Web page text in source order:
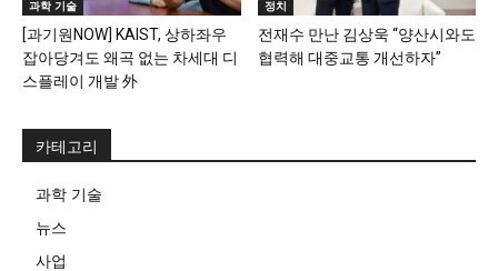
과학 기술
[과기원NOW] KAIST, 상하좌우
잡아당겨도 왜곡 없는 차세대 디
스플레이 개발 外
정치
전재수 만난 김상욱 “양산시와도
협력해 대중교통 개선하자”
카테고리
과학 기술
뉴스
사업